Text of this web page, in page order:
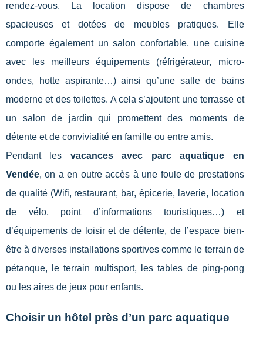
rendez-vous. La location dispose de chambres
spacieuses et dotées de meubles pratiques. Elle
comporte également un salon confortable, une cuisine
avec les meilleurs équipements (réfrigérateur, micro-
ondes, hotte aspirante…) ainsi qu’une salle de bains
moderne et des toilettes. A cela s’ajoutent une terrasse et
un salon de jardin qui promettent des moments de
détente et de convivialité en famille ou entre amis.
Pendant les vacances avec parc aquatique en
Vendée, on a en outre accès à une foule de prestations
de qualité (Wifi, restaurant, bar, épicerie, laverie, location
de vélo, point d’informations touristiques…) et
d’équipements de loisir et de détente, de l’espace bien-
être à diverses installations sportives comme le terrain de
pétanque, le terrain multisport, les tables de ping-pong
ou les aires de jeux pour enfants.
Choisir un hôtel près d’un parc aquatique